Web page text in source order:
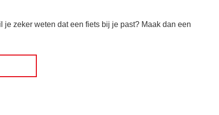
zeker weten dat een fiets bij je past? Maak dan een